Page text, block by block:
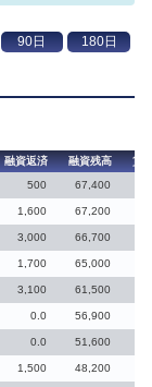
融資返済 融資残高
貸
500 67,400
1,600 67,200
3,000 66,700
1,700 65,000
3,100 61,500
0.0 56,900
0.0 51,600
1,500 48,200